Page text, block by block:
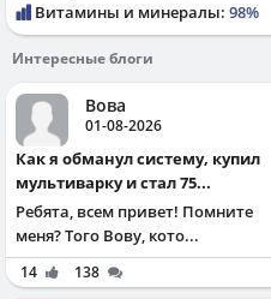
Витамины и минералы: 98%
Интересные блоги
Вова
01-08-2026
Как я обманул систему, купил
мультиварку и стал 75...
Ребята, всем привет! Помните
меня? Того Вову, кото...
14 138